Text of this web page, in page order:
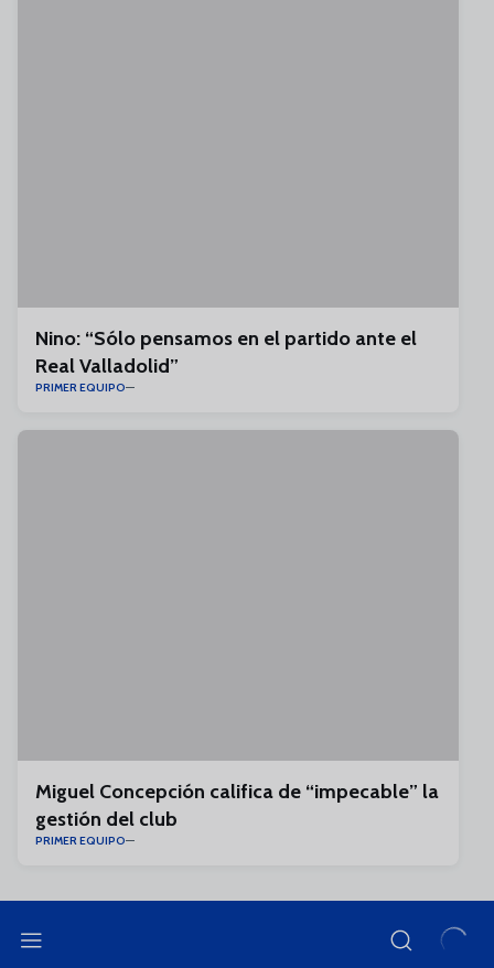
Nino: “Sólo pensamos en el partido ante el
Real Valladolid”
PRIMER EQUIPO
Miguel Concepción califica de “impecable” la
gestión del club
PRIMER EQUIPO